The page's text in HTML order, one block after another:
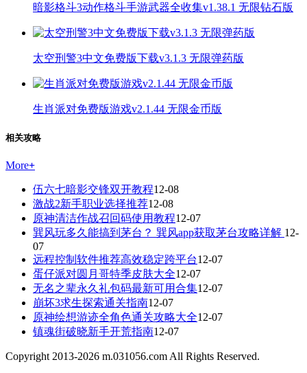
暗影格斗3动作格斗手游武器全收集v1.38.1 无限钻石版
太空刑警3中文免费版下载v3.1.3 无限弹药版
生肖派对免费版游戏v2.1.44 无限金币版
相关攻略
More+
伍六七暗影交锋双开教程12-08
激战2新手职业选择推荐12-08
原神清洁作战召回码使用教程12-07
巽风玩多久能搞到茅台？ 巽风app获取茅台攻略详解 12-
07
远程控制软件推荐高效稳定跨平台12-07
蛋仔派对圆月哥特季皮肤大全12-07
无名之辈永久礼包码最新可用合集12-07
崩坏3求生探索通关指南12-07
原神绘想游迹全角色通关攻略大全12-07
镇魂街破晓新手开荒指南12-07
Copyright 2013-2026 m.031056.com All Rights Reserved.